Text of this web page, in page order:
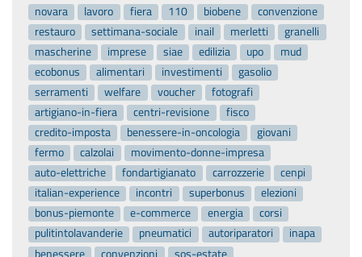
novara
lavoro fiera 110 biobene
convenzione
restauro
settimana-sociale inail merletti
granelli
mascherine
imprese siae edilizia upo
mud
ecobonus
alimentari investimenti
gasolio
serramenti
welfare voucher
fotografi
artigiano-in-fiera
centri-revisione
fisco
credito-imposta
benessere-in-oncologia
giovani
fermo
calzolai
movimento-donne-impresa
auto-elettriche
fondartigianato carrozzerie
cenpi
italian-experience
incontri superbonus
elezioni
bonus-piemonte
e-commerce energia
corsi
pulitintolavanderie
pneumatici autoriparatori
inapa
benessere
convenzioni sos-estate